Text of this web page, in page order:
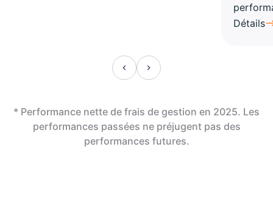
Détails
* Performance nette de frais de gestion en 2025. Les
performances passées ne préjugent pas des
performances futures.